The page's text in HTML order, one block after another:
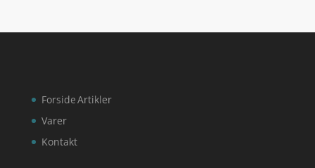
Forside
Varer
Kontakt
Artikler